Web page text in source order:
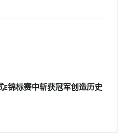
E锦标赛中斩获冠军创造历史